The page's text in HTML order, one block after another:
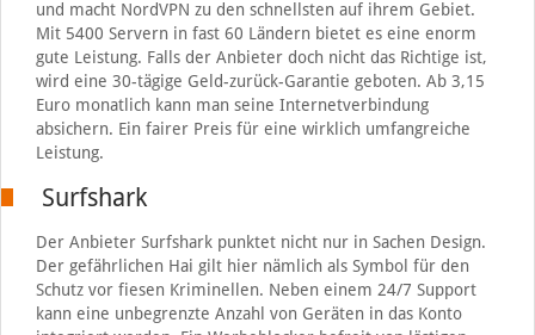
und macht NordVPN zu den schnellsten auf ihrem Gebiet.
Mit 5400 Servern in fast 60 Ländern bietet es eine enorm
gute Leistung. Falls der Anbieter doch nicht das Richtige ist,
wird eine 30-tägige Geld-zurück-Garantie geboten. Ab 3,15
Euro monatlich kann man seine Internetverbindung
absichern. Ein fairer Preis für eine wirklich umfangreiche
Leistung.
Surfshark
Der Anbieter Surfshark punktet nicht nur in Sachen Design.
Der gefährlichen Hai gilt hier nämlich als Symbol für den
Schutz vor fiesen Kriminellen. Neben einem 24/7 Support
kann eine unbegrenzte Anzahl von Geräten in das Konto